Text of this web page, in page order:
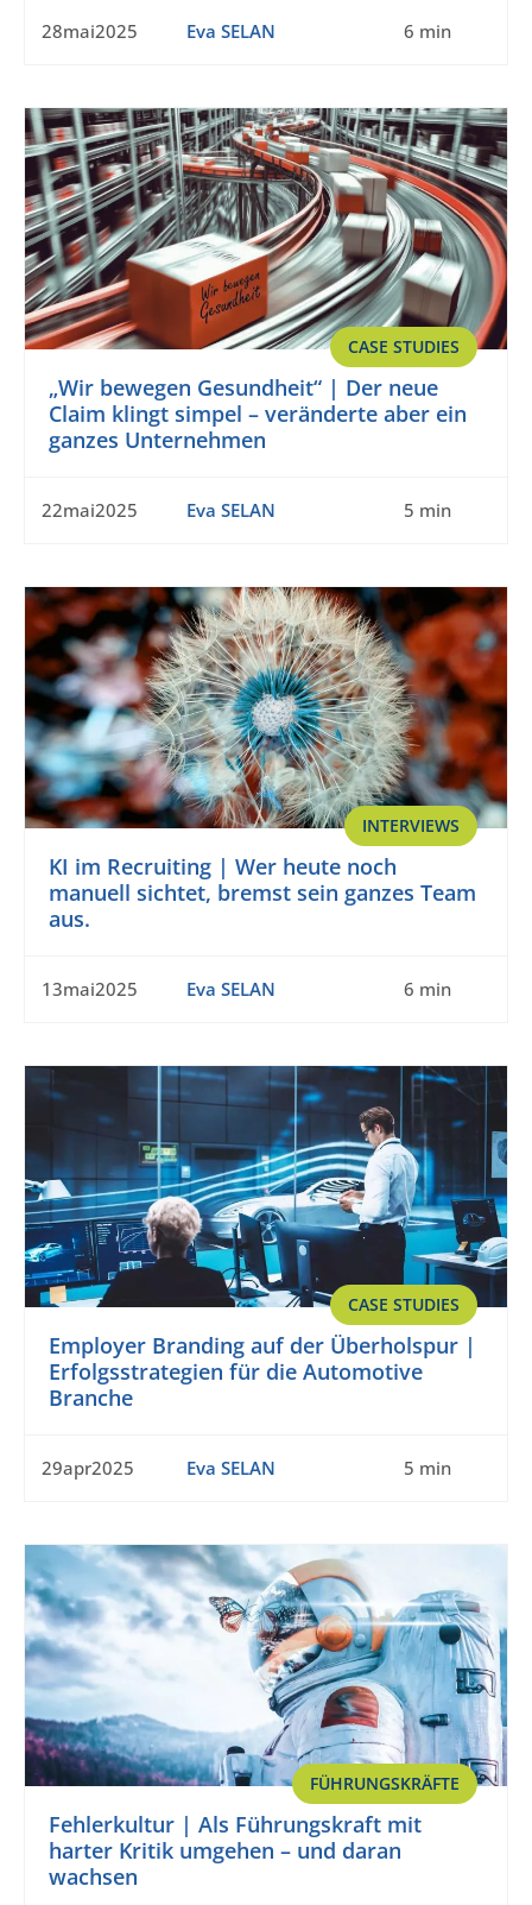
28mai2025 Eva SELAN 6 min
CASE STUDIES
„Wir bewegen Gesundheit“ | Der neue
Claim klingt simpel – veränderte aber ein
ganzes Unternehmen
22mai2025 Eva SELAN 5 min
INTERVIEWS
KI im Recruiting | Wer heute noch
manuell sichtet, bremst sein ganzes Team
aus.
13mai2025 Eva SELAN 6 min
CASE STUDIES
Employer Branding auf der Überholspur |
Erfolgsstrategien für die Automotive
Branche
29apr2025 Eva SELAN 5 min
FÜHRUNGSKRÄFTE
Fehlerkultur | Als Führungskraft mit
harter Kritik umgehen – und daran
wachsen